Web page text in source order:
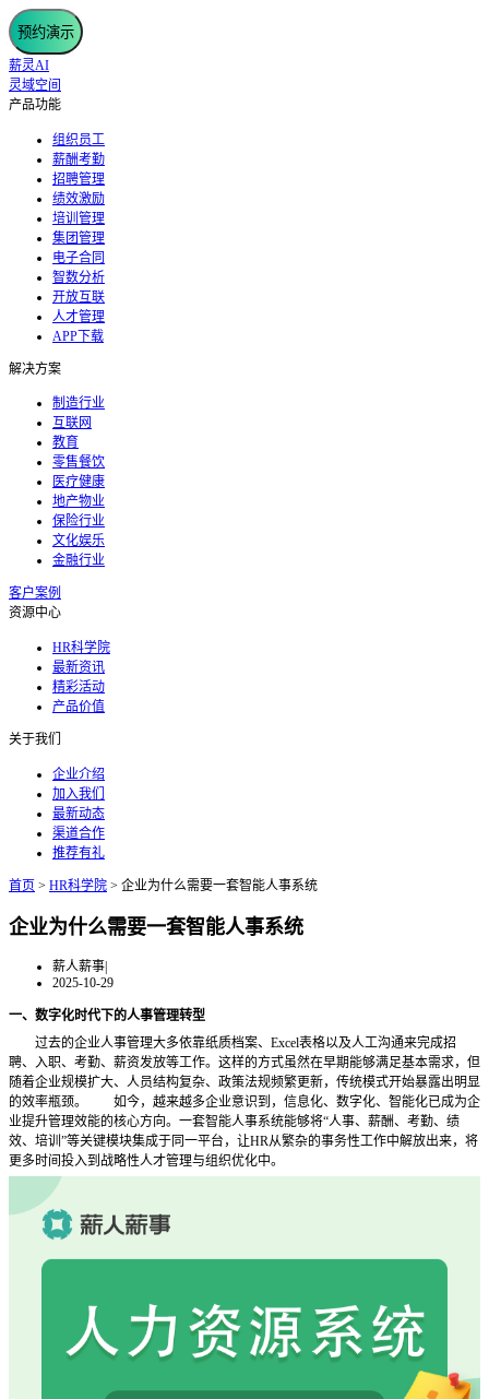
预约演示
薪灵AI
灵域空间
产品功能
组织员工
薪酬考勤
招聘管理
绩效激励
培训管理
集团管理
电子合同
智数分析
开放互联
人才管理
APP下载
解决方案
制造行业
互联网
教育
零售餐饮
医疗健康
地产物业
保险行业
文化娱乐
金融行业
客户案例
资源中心
HR科学院
最新资讯
精彩活动
产品价值
关于我们
企业介绍
加入我们
最新动态
渠道合作
推荐有礼
首页 > HR科学院 > 企业为什么需要一套智能人事系统
企业为什么需要一套智能人事系统
薪人薪事|
2025-10-29
一、数字化时代下的人事管理转型
过去的企业人事管理大多依靠纸质档案、Excel表格以及人工沟通来完成招
聘、入职、考勤、薪资发放等工作。这样的方式虽然在早期能够满足基本需求，但
随着企业规模扩大、人员结构复杂、政策法规频繁更新，传统模式开始暴露出明显
的效率瓶颈。
如今，越来越多企业意识到，信息化、数字化、智能化已成为企
业提升管理效能的核心方向。一套智能人事系统能够将“人事、薪酬、考勤、绩
效、培训”等关键模块集成于同一平台，让HR从繁杂的事务性工作中解放出来，将
更多时间投入到战略性人才管理与组织优化中。